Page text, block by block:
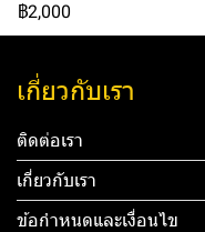
฿2,000
เกี่ยวกับเรา
ติดต่อเรา
เกี่ยวกับเรา
ข้อกำหนดและเงื่อนไข